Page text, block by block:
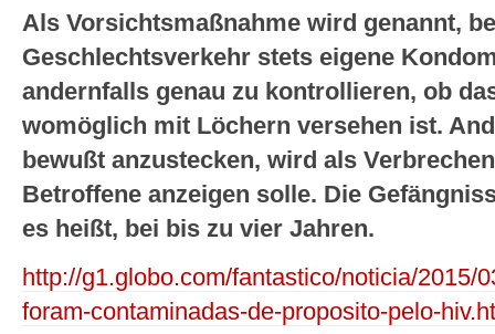
Als Vorsichtsmaßnahme wird genannt,
Geschlechtsverkehr stets eigene
andernfalls genau zu kontrollieren, ob
womöglich mit Löchern versehen ist.
bewußt anzustecken, wird als
Betroffene anzeigen solle. Die
es heißt, bei bis zu vier Jahren.
http://g1.globo.com/fantastico/noticia/2015/
foram-contaminadas-de-proposito-pelo-